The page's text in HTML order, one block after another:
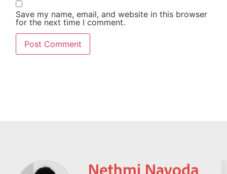
Save my name, email, and website in this browser
for the next time I comment.